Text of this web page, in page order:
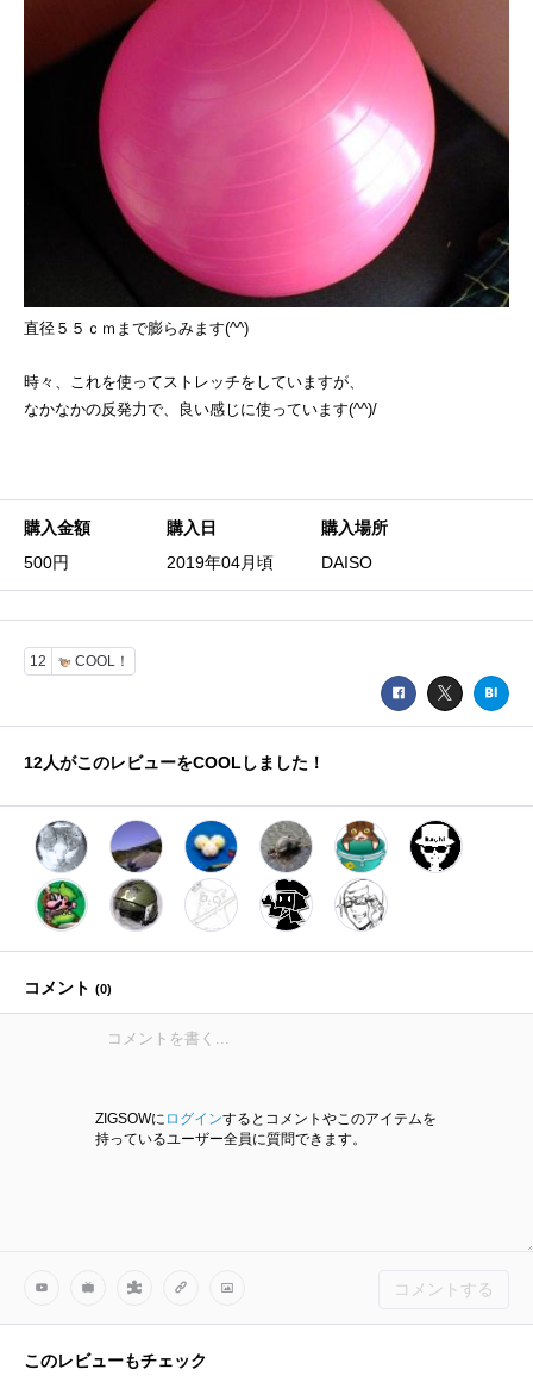
直径５５ｃｍまで膨らみます(^^)
時々、これを使ってストレッチをしていますが、
なかなかの反発力で、良い感じに使っています(^^)/
購入金額
500円
購入日
2019年04月頃
購入場所
DAISO
12 COOL！
12人がこのレビューをCOOLしました！
コメント (0)
ZIGSOWに ログインするとコメントやこのアイテムを
持っているユーザー全員に質問できます。
コメントする
このレビューもチェック